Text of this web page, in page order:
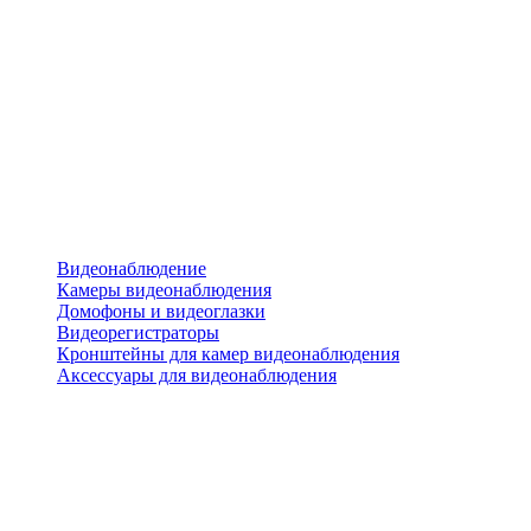
Видеонаблюдение
Камеры видеонаблюдения
Домофоны и видеоглазки
Видеорегистраторы
Кронштейны для камер видеонаблюдения
Аксессуары для видеонаблюдения